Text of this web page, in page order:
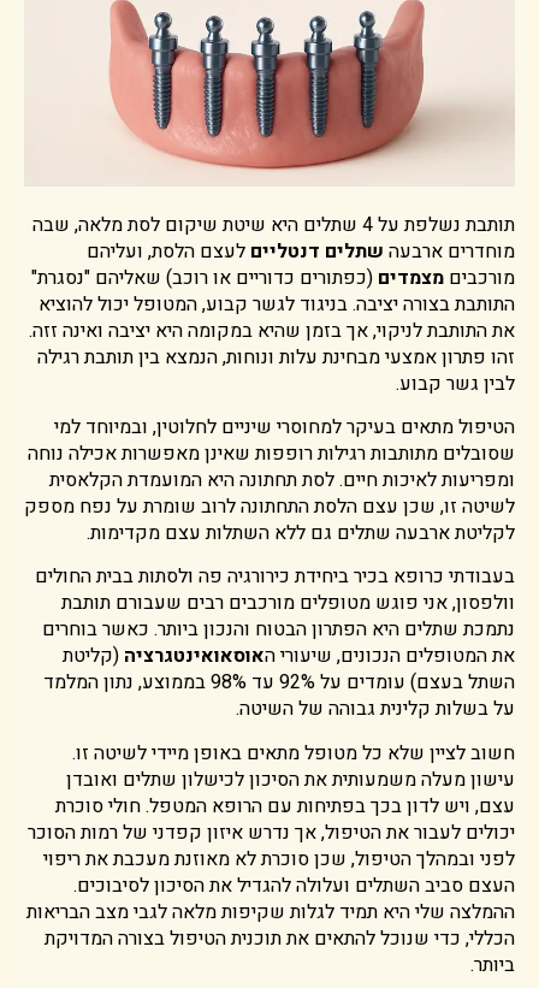
תותבת נשלפת על 4 שתלים היא שיטת שיקום לסת מלאה, שבה
מוחדרים ארבעה שתלים דנטליים לעצם הלסת, ועליהם
מורכבים מצמדים (כפתורים כדוריים או רוכב) שאליהם "נסגרת"
התותבת בצורה יציבה. בניגוד לגשר קבוע, המטופל יכול להוציא
את התותבת לניקוי, אך בזמן שהיא במקומה היא יציבה ואינה זזה.
זהו פתרון אמצעי מבחינת עלות ונוחות, הנמצא בין תותבת רגילה
לבין גשר קבוע.
הטיפול מתאים בעיקר למחוסרי שיניים לחלוטין, ובמיוחד למי
שסובלים מתותבות רגילות רופפות שאינן מאפשרות אכילה נוחה
ומפריעות לאיכות חיים. לסת תחתונה היא המועמדת הקלאסית
לשיטה זו, שכן עצם הלסת התחתונה לרוב שומרת על נפח מספק
לקליטת ארבעה שתלים גם ללא השתלות עצם מקדימות.
בעבודתי כרופא בכיר ביחידת כירורגיה פה ולסתות בבית החולים
וולפסון, אני פוגש מטופלים מורכבים רבים שעבורם תותבת
נתמכת שתלים היא הפתרון הבטוח והנכון ביותר. כאשר בוחרים
את המטופלים הנכונים, שיעורי האוסאואינטגרציה (קליטת
השתל בעצם) עומדים על 92% עד 98% בממוצע, נתון המלמד
על בשלות קלינית גבוהה של השיטה.
חשוב לציין שלא כל מטופל מתאים באופן מיידי לשיטה זו.
עישון מעלה משמעותית את הסיכון לכישלון שתלים ואובדן
עצם, ויש לדון בכך בפתיחות עם הרופא המטפל. חולי סוכרת
יכולים לעבור את הטיפול, אך נדרש איזון קפדני של רמות הסוכר
לפני ובמהלך הטיפול, שכן סוכרת לא מאוזנת מעכבת את ריפוי
העצם סביב השתלים ועלולה להגדיל את הסיכון לסיבוכים.
ההמלצה שלי היא תמיד לגלות שקיפות מלאה לגבי מצב הבריאות
הכללי, כדי שנוכל להתאים את תוכנית הטיפול בצורה המדויקת
ביותר.